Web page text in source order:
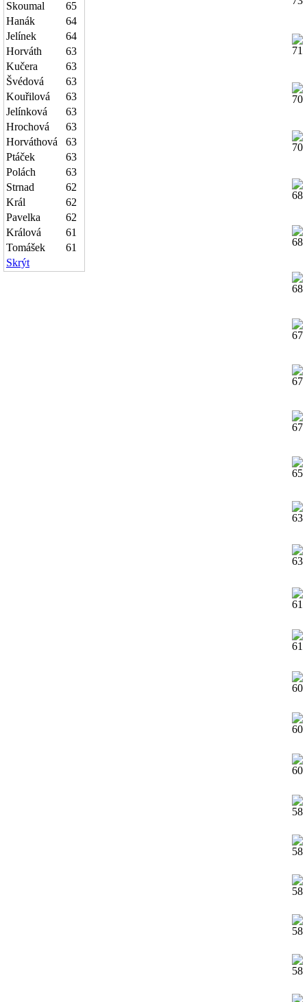
Skoumal
65
Hanák
64
Jelínek
64
Horváth
63
Kučera
63
Švédová
63
Kouřilová
63
Jelínková
63
Hrochová
63
Horváthová
63
Ptáček
63
Polách
63
Strnad
62
Král
62
Pavelka
62
Králová
61
Tomášek
61
Skrýt